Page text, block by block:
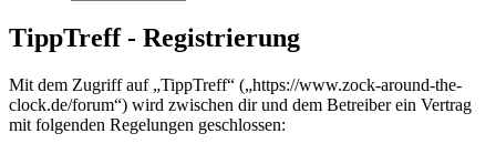
TippTreff - Registrierung
Mit dem Zugriff auf „TippTreff“ („https://www.zock-around-the-
clock.de/forum“) wird zwischen dir und dem Betreiber ein Vertrag
mit folgenden Regelungen geschlossen: